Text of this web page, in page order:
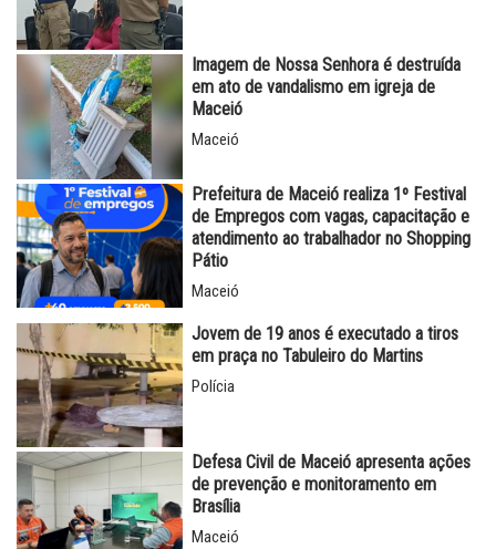
Imagem de Nossa Senhora é destruída
em ato de vandalismo em igreja de
Maceió
Maceió
Prefeitura de Maceió realiza 1º Festival
de Empregos com vagas, capacitação e
atendimento ao trabalhador no Shopping
Pátio
Maceió
Jovem de 19 anos é executado a tiros
em praça no Tabuleiro do Martins
Polícia
Defesa Civil de Maceió apresenta ações
de prevenção e monitoramento em
Brasília
Maceió